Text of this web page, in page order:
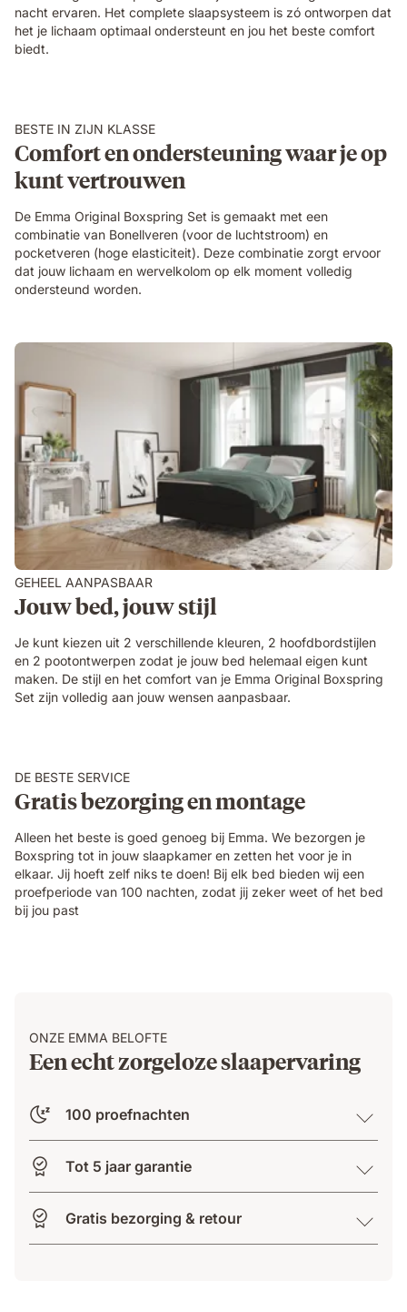
nacht ervaren. Het complete slaapsysteem is zó ontworpen dat
het je lichaam optimaal ondersteunt en jou het beste comfort
biedt.
BESTE IN ZIJN KLASSE
Comfort en ondersteuning waar je op
kunt vertrouwen
De Emma Original Boxspring Set is gemaakt met een
combinatie van Bonellveren (voor de luchtstroom) en
pocketveren (hoge elasticiteit). Deze combinatie zorgt ervoor
dat jouw lichaam en wervelkolom op elk moment volledig
ondersteund worden.
GEHEEL AANPASBAAR
Jouw bed, jouw stijl
Je kunt kiezen uit 2 verschillende kleuren, 2 hoofdbordstijlen
en 2 pootontwerpen zodat je jouw bed helemaal eigen kunt
maken. De stijl en het comfort van je Emma Original Boxspring
Set zijn volledig aan jouw wensen aanpasbaar.
DE BESTE SERVICE
Gratis bezorging en montage
Alleen het beste is goed genoeg bij Emma. We bezorgen je
Boxspring tot in jouw slaapkamer en zetten het voor je in
elkaar. Jij hoeft zelf niks te doen! Bij elk bed bieden wij een
proefperiode van 100 nachten, zodat jij zeker weet of het bed
bij jou past
ONZE EMMA BELOFTE
Een echt zorgeloze slaapervaring
100 proefnachten
Tot 5 jaar garantie
Gratis bezorging & retour